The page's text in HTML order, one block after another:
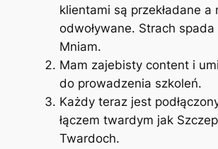
klientami są przekładane a
odwoływane. Strach spada
Mniam.
Mam zajebisty content i
do prowadzenia szkoleń.
Każdy teraz jest
łączem twardym jak
Twardoch.